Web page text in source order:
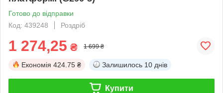
Готово до відправки
Код: 439248
Роздріб
1 274,25 ₴ 1 699 ₴
Економія 424.75 ₴ Залишилось 10 днів
Купити